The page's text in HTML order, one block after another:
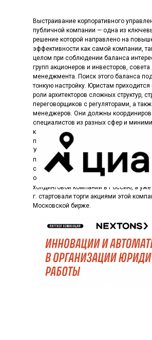
Выстраивание корпоративного
публичной компании — одна из
решение которой направлено на
эффективности как самой компании,
целом при соблюдении баланса
групп акционеров и инвесторов, совета
менеджмента. Поиск этого баланса
тонкую настройку. Юристам приходится
роли архитекторов сложных структур,
переговорщиков с регуляторами, а
менеджеров. Они должны
специалистов из разных сфер и
комплексные риски на протяжении
процесса.
Успешный кейс ЦИАН демонстрирует
профессионализм юридической
сентябре 2024 г. юристы ЦИАН успешно
один из важных этапов
холдинговой компании в Россию, а уже
г. стартовали торги акциями этой
Московской бирже.
Чтобы наглядно показать сложность и
юристы ЦИАН использовали
гонками. Главный приз — звон
старта торгов в котировальном списке I
Презентуя свой проект, команда